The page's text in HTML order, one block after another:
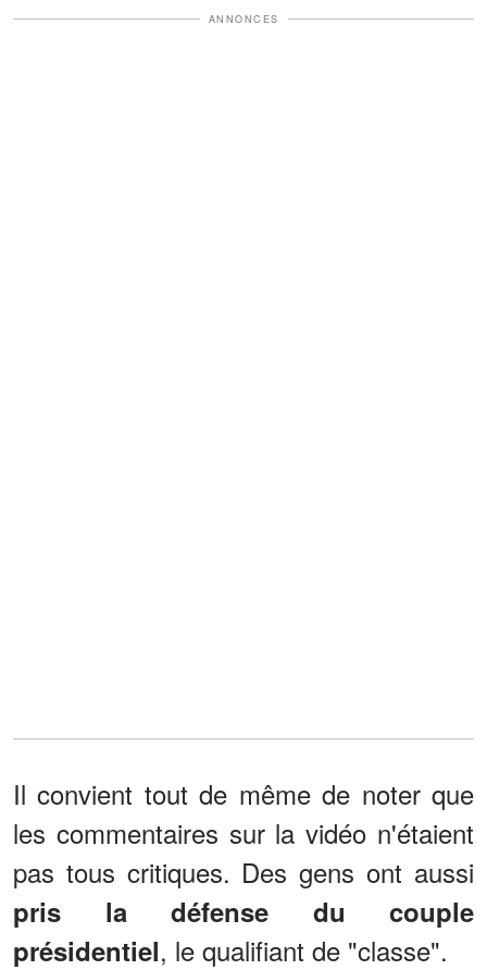
ANNONCES
Il convient tout de même de noter que
les commentaires sur la vidéo n'étaient
pas tous critiques. Des gens ont aussi
pris la défense du couple
présidentiel, le qualifiant de "classe".